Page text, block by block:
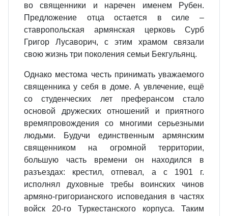
во священники и наречен именем Рубен.
Предложение отца остается в силе –
ставропольская армянская церковь Сурб
Григор Лусаворич, с этим храмом связали
свою жизнь три поколения семьи Бекгульянц.
Однако местома честь принимать уважаемого
священника у себя в доме. А увлечение, ещё
со студенческих лет преферансом стало
основой дружеских отношений и приятного
времяпровождения со многими серьезными
людьми. Будучи единственным армянским
священником на огромной территории,
большую часть времени он находился в
разъездах: крестил, отпевал, а с 1901 г.
исполнял духовные требы воинских чинов
армяно-григорианского исповедания в частях
войск 20-го Туркестанского корпуса. Таким